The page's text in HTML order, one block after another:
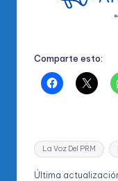
Comparte esto:
Etiquetas:
La Voz Del PRM
Última